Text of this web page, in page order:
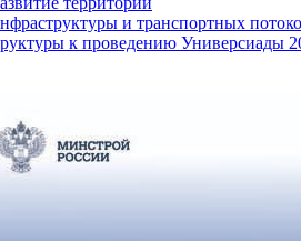
и транспортных
к проведению Универсиады